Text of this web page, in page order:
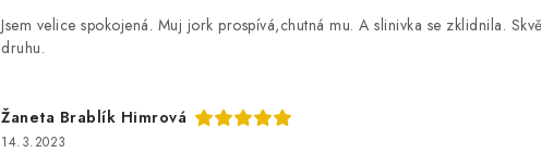
Jsem velice spokojená. Muj jork prospívá,chutná mu. A slinivka se zklidnila.
druhu.
Žaneta Brablík Himrová
14.3.2023